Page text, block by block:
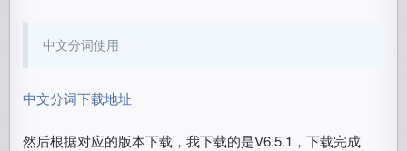
中文分词使用
中文分词下载地址
然后根据对应的版本下载，我下载的是V6.5.1，下载完成